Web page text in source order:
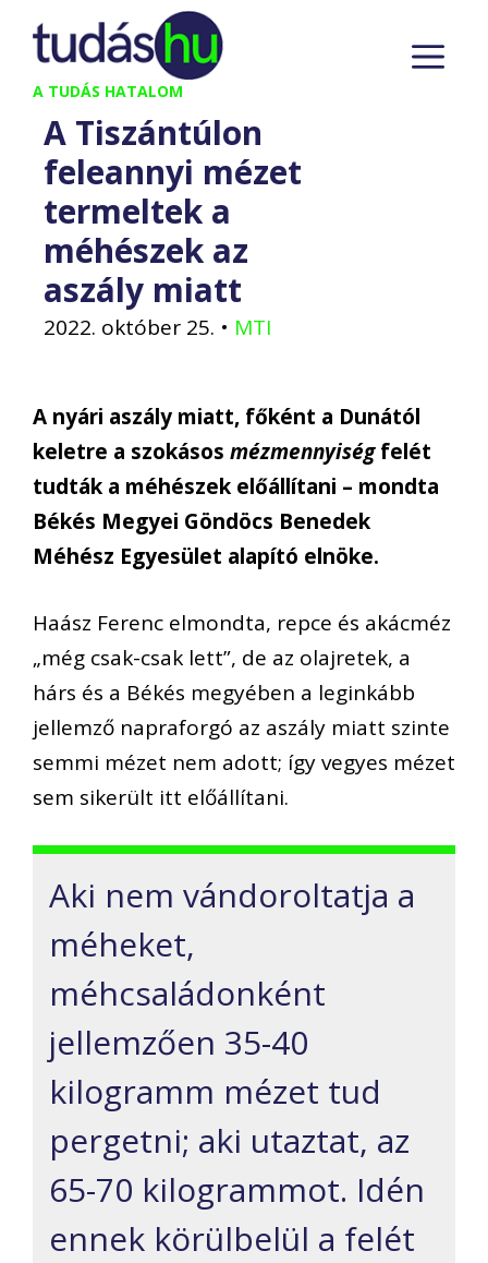
Kilépés
tartalomba
A TUDÁS HATALOM
A Tiszántúlon
feleannyi mézet
termeltek a
méhészek az
aszály miatt
2022. október 25. • MTI
A nyári aszály miatt, főként a Dunától
keletre a szokásos mézmennyiségfelét
tudták a méhészek előállítani – mondta
Békés Megyei Göndöcs Benedek
Méhész Egyesület alapító elnöke.
Haász Ferenc elmondta, repce és akácméz
„még csak-csak lett”, de az olajretek, a
hárs és a Békés megyében a leginkább
jellemző napraforgó az aszály miatt szinte
semmi mézet nem adott; így vegyes mézet
sem sikerült itt előállítani.
Aki nem vándoroltatja a
méheket,
méhcsaládonként
jellemzően 35-40
kilogramm mézet tud
pergetni; aki utaztat, az
65-70 kilogrammot. Idén
ennek körülbelül a felét